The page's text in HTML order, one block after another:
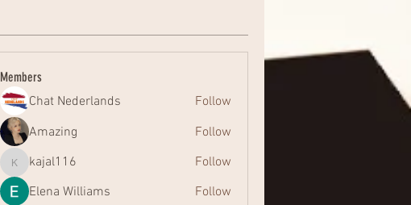
Members
Chat Nederlands
Follow
Amazing
Follow
kajal116
kajal116
Follow
Elena Williams
Follow